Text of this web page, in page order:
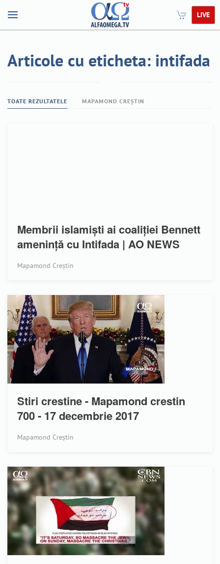
LIVE
Articole cu eticheta: intifada
TOATE REZULTATELE MAPAMOND CREȘTIN
Membrii islamiști ai coaliției Bennett
amenință cu Intifada | AO NEWS
Mapamond Creștin
Stiri crestine - Mapamond crestin
700 - 17 decembrie 2017
Mapamond Creștin